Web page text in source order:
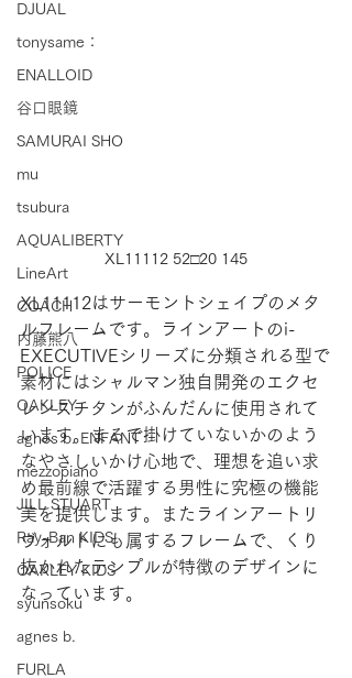
DJUAL
tonysame：
ENALLOID
谷口眼鏡
SAMURAI SHO
mu
tsubura
AQUALIBERTY
LineArt
COACH
内藤熊八
POLICE
OAKLEY
agnes b. ENFANT
mezzopiano
JILL STUART
Ray-Ban KIDS
OAKLEY KIDS
syunsoku
agnes b.
FURLA
XL11112 52□20 145
XL11112はサーモントシェイプのメタ
ルフレームです。ラインアートのi-
EXECUTIVEシリーズに分類される型で
素材にはシャルマン独自開発のエクセ
レンスチタンがふんだんに使用されて
います。まるで掛けていないかのよう
なやさしいかけ心地で、理想を追い求
め最前線で活躍する男性に究極の機能
美を提供します。またラインアートリ
ヴォルトにも属するフレームで、くり
抜かれたテンプルが特徴のデザインに
なっています。